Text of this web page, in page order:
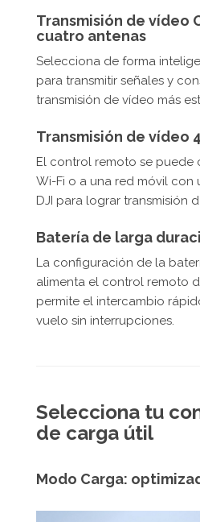
Transmisión de vídeo
cuatro antenas
Selecciona de forma
para transmitir señales y
transmisión de vídeo más
Transmisión de vídeo
El control remoto se puede
Wi-Fi o a una red móvil
DJI para lograr transmisión
Batería de larga
La configuración de la
alimenta el control remoto
permite el intercambio
vuelo sin interrupciones.
Selecciona tu
de carga útil
Modo Carga: